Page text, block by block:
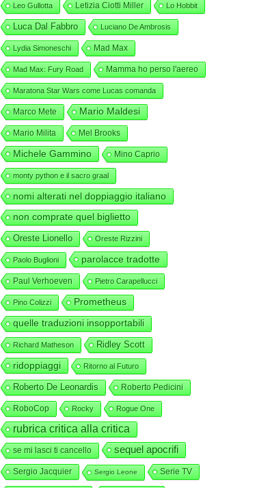
Leo Gullotta Letizia Ciotti Miller Lo Hobbit
Luca Dal Fabbro Luciano De Ambrosis
Lydia Simoneschi Mad Max
Mad Max: Fury Road Mamma ho perso l'aereo
Maratona Star Wars come Lucas comanda
Marco Mete Mario Maldesi
Mario Milita Mel Brooks
Michele Gammino Mino Caprio
monty python e il sacro graal
nomi alterati nel doppiaggio italiano
non comprate quel biglietto
Oreste Lionello Oreste Rizzini
Paolo Buglioni parolacce tradotte
Paul Verhoeven Pietro Carapellucci
Pino Colizzi Prometheus
quelle traduzioni insopportabili
Richard Matheson Ridley Scott
ridoppiaggi Ritorno al Futuro
Roberto De Leonardis Roberto Pedicini
RoboCop Rocky Rogue One
rubrica critica alla critica
se mi lasci ti cancello sequel apocrifi
Sergio Jacquier Sergio Leone Serie TV